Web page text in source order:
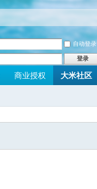
自动登录
登录
商业授权 大米社区